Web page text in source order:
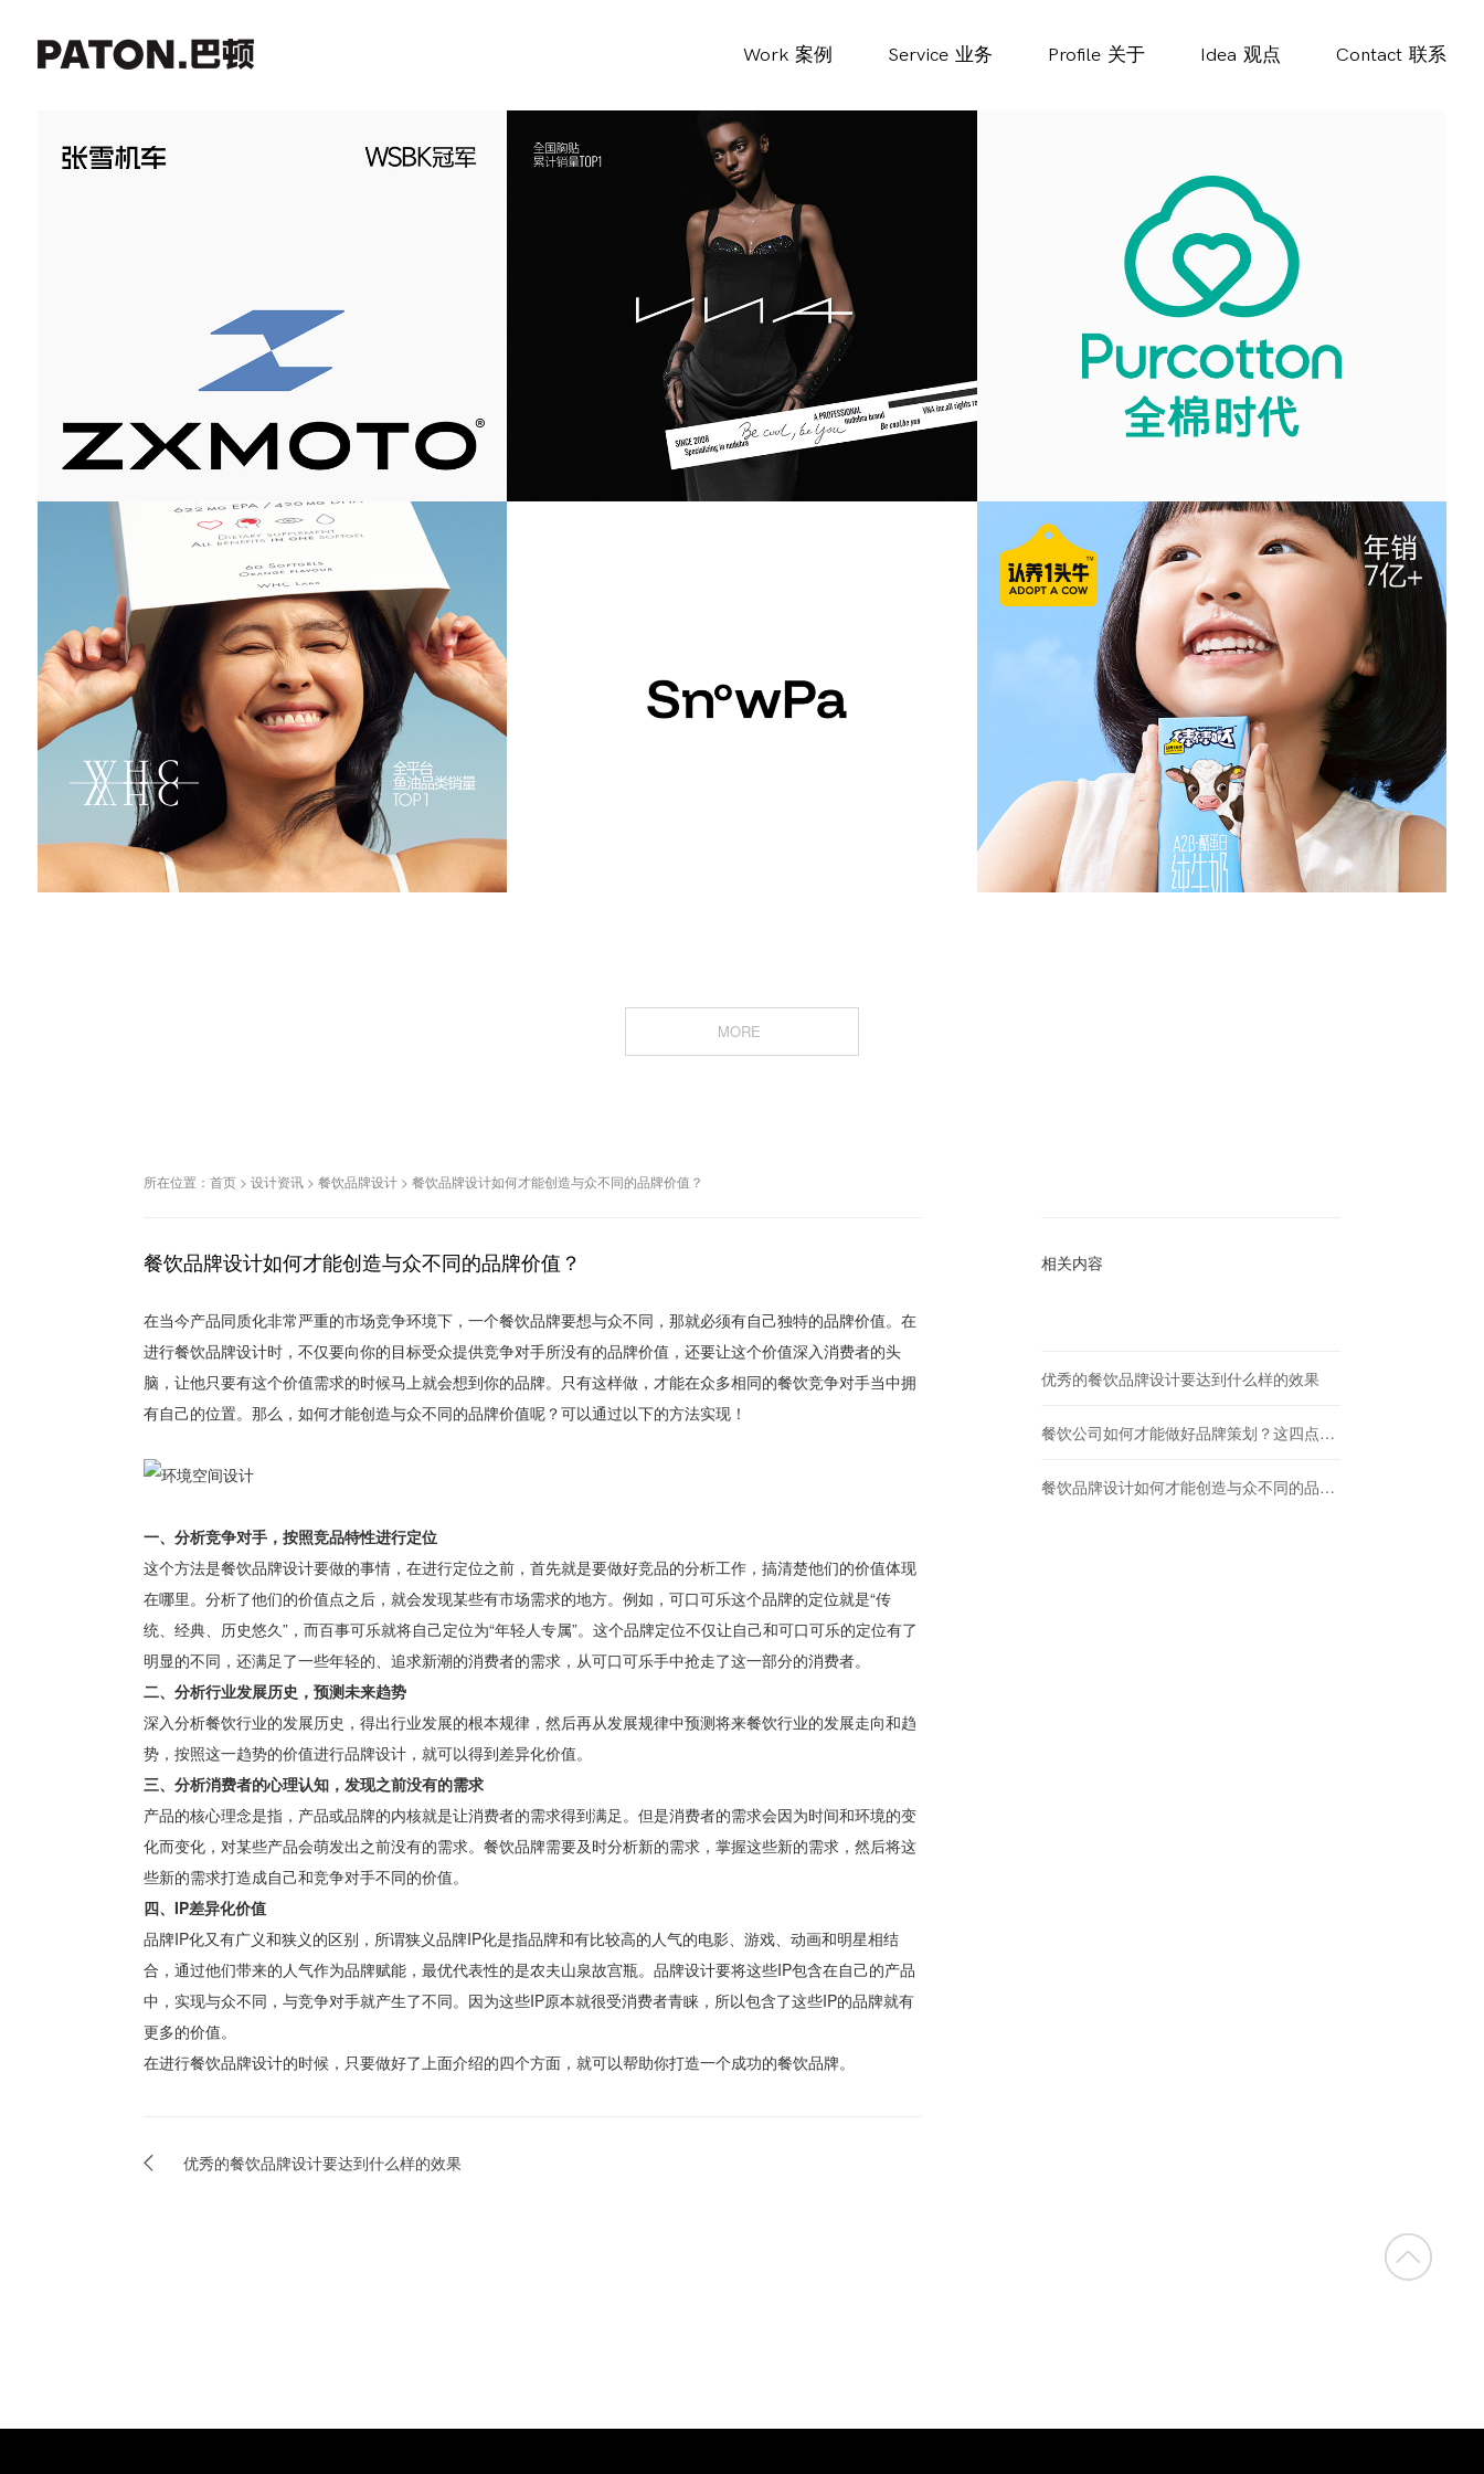
Work 案例 Service 业务 Profile 关于 Idea 观点 Contact 联系
MORE
所在位置： 首页 > 设计资讯 > 餐饮品牌设计 > 餐饮品牌设计如何才能创造与众不同的品牌价值？
餐饮品牌设计如何才能创造与众不同的品牌价值？
在当今产品同质化非常严重的市场竞争环境下，一个餐饮品牌要想与众不同，那就必须有自己独特的品牌价值。在
进行餐饮品牌设计时，不仅要向你的目标受众提供竞争对手所没有的品牌价值，还要让这个价值深入消费者的头
脑，让他只要有这个价值需求的时候马上就会想到你的品牌。只有这样做，才能在众多相同的餐饮竞争对手当中拥
有自己的位置。那么，如何才能创造与众不同的品牌价值呢？可以通过以下的方法实现！
一、分析竞争对手，按照竞品特性进行定位
这个方法是餐饮品牌设计要做的事情，在进行定位之前，首先就是要做好竞品的分析工作，搞清楚他们的价值体现
在哪里。分析了他们的价值点之后，就会发现某些有市场需求的地方。例如，可口可乐这个品牌的定位就是“传
统、经典、历史悠久”，而百事可乐就将自己定位为“年轻人专属”。这个品牌定位不仅让自己和可口可乐的定位有了
明显的不同，还满足了一些年轻的、追求新潮的消费者的需求，从可口可乐手中抢走了这一部分的消费者。
二、分析行业发展历史，预测未来趋势
深入分析餐饮行业的发展历史，得出行业发展的根本规律，然后再从发展规律中预测将来餐饮行业的发展走向和趋
势，按照这一趋势的价值进行品牌设计，就可以得到差异化价值。
三、分析消费者的心理认知，发现之前没有的需求
产品的核心理念是指，产品或品牌的内核就是让消费者的需求得到满足。但是消费者的需求会因为时间和环境的变
化而变化，对某些产品会萌发出之前没有的需求。餐饮品牌需要及时分析新的需求，掌握这些新的需求，然后将这
些新的需求打造成自己和竞争对手不同的价值。
四、IP差异化价值
品牌IP化又有广义和狭义的区别，所谓狭义品牌IP化是指品牌和有比较高的人气的电影、游戏、动画和明星相结
合，通过他们带来的人气作为品牌赋能，最优代表性的是农夫山泉故宫瓶。品牌设计要将这些IP包含在自己的产品
中，实现与众不同，与竞争对手就产生了不同。因为这些IP原本就很受消费者青睐，所以包含了这些IP的品牌就有
更多的价值。
在进行餐饮品牌设计的时候，只要做好了上面介绍的四个方面，就可以帮助你打造一个成功的餐饮品牌。
优秀的餐饮品牌设计要达到什么样的效果
相关内容
优秀的餐饮品牌设计要达到什么样的效果
餐饮公司如何才能做好品牌策划？这四点要做好！
餐饮品牌设计如何才能创造与众不同的品牌价值？